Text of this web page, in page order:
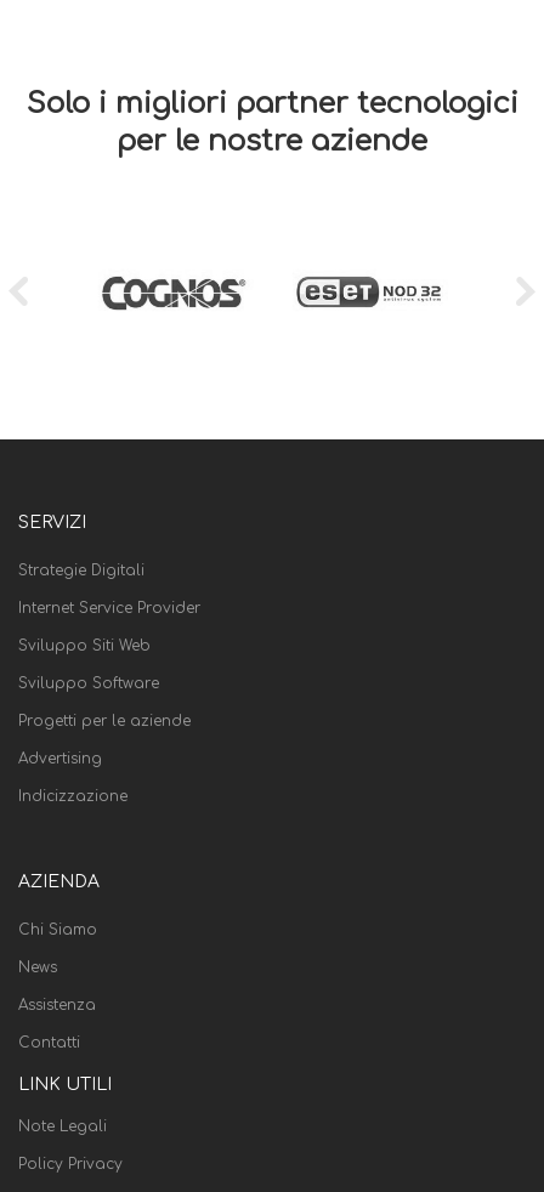
Solo i migliori partner tecnologici
per le nostre aziende
SERVIZI
Strategie Digitali
Internet Service Provider
Sviluppo Siti Web
Sviluppo Software
Progetti per le aziende
Advertising
Indicizzazione
AZIENDA
Chi Siamo
News
Assistenza
Contatti
LINK UTILI
Note Legali
Policy Privacy